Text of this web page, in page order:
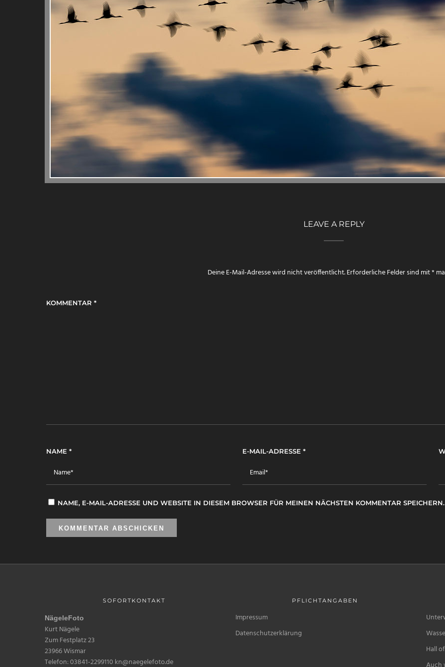
LEAVE A REPLY
Deine E-Mail-Adresse wird nicht veröffentlicht.Erforderliche Felder sind mit*
KOMMENTAR *
NAME * E-MAIL-ADRESSE *
NAME, E-MAIL-ADRESSE UND WEBSITE IN DIESEM BROWSER FÜR MEINEN NÄCHSTEN KOMMENTAR SPEICHERN.
SOFORTKONTAKT
NägeleFoto
Kurt Nägele
Zum Festplatz 23
23966 Wismar
Telefon: 03841-2299110 kn@naegelefoto.de
PFLICHTANGABEN
Impressum
Datenschutzerklärung
Hall